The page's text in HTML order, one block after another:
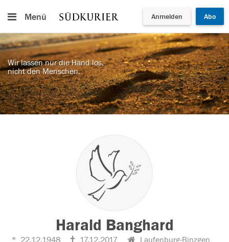
Menü Anmelden Abo
Wir lassen nur die Hand los,
nicht den Menschen.
Harald Banghard
22.12.1948 17.12.2017 Laufenburg-Binzgen